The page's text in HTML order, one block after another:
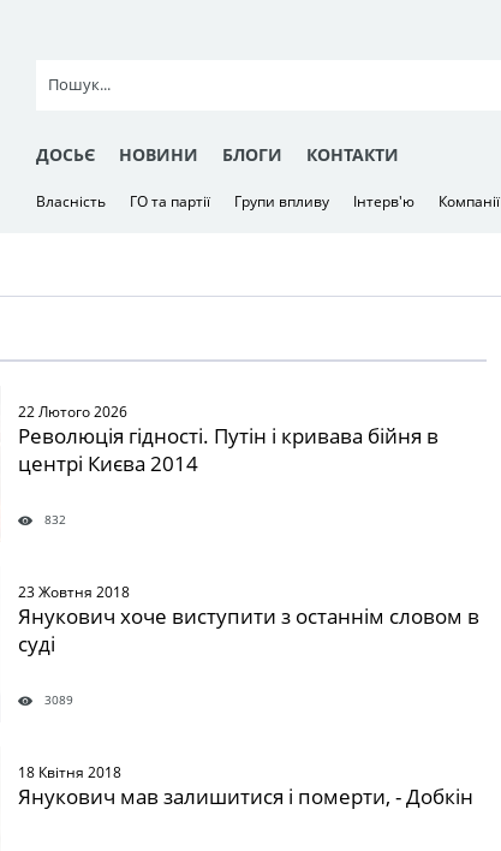
ДОСЬЄ НОВИНИ БЛОГИ КОНТАКТИ
Власність ГО та партії Групи впливу Інтерв'ю Компанії
22 Лютого 2026
Революція гідності. Путін і кривава бійня в
центрі Києва 2014
832
23 Жовтня 2018
Янукович хоче виступити з останнім словом в
суді
3089
18 Квітня 2018
Янукович мав залишитися і померти, - Добкін